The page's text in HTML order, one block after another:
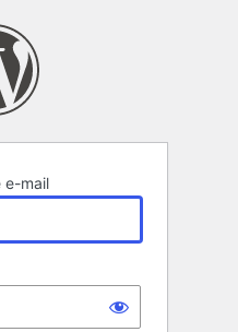
e-mail